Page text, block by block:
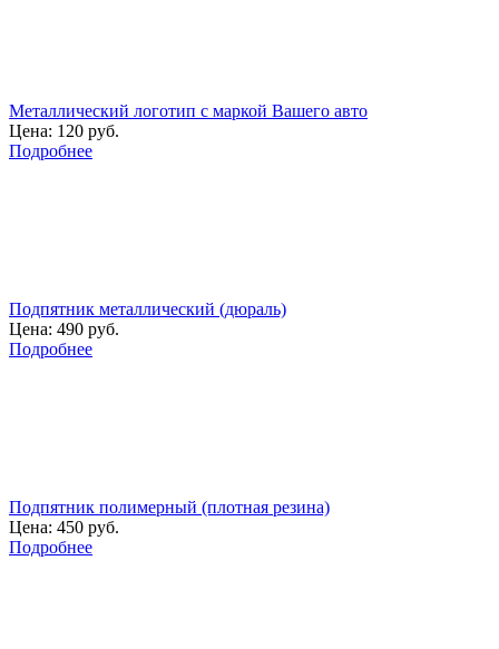
Металлический логотип с маркой Вашего авто
Цена: 120 руб.
Подробнее
Подпятник металлический (дюраль)
Цена: 490 руб.
Подробнее
Подпятник полимерный (плотная резина)
Цена: 450 руб.
Подробнее